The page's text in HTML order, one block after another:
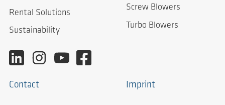
Rental Solutions
Sustainability
Screw Blowers
Turbo Blowers
Contact Imprint